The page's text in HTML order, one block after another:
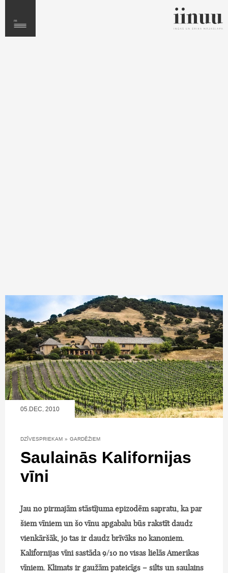
05.DEC, 2010
DZĪVESPRIEKAM » GARDĒŽIEM
Saulainās Kalifornijas
vīni
Jau no pirmajām stāstījuma epizodēm sapratu, ka par
šiem vīniem un šo vīnu apgabalu būs rakstīt daudz
vienkāršāk, jo tas ir daudz brīvāks no kanoniem.
Kalifornijas vīni sastāda 9/10 no visas lielās Amerikas
vīniem. Klimats ir gaužām pateicīgs – silts un saulains